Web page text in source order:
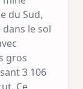
du Sud,
le sol
gros
3 106